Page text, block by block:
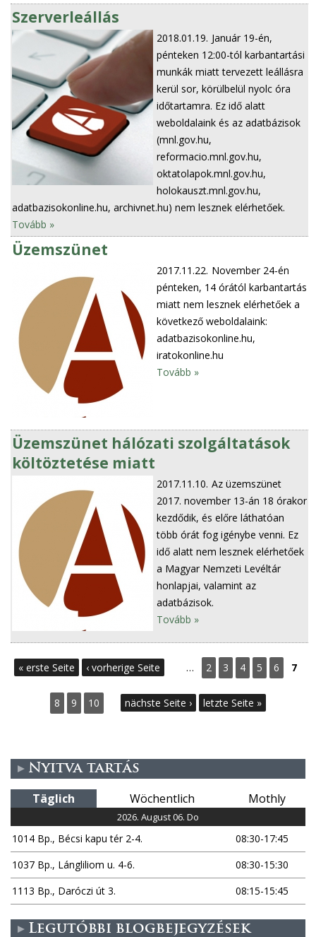
Szerverleállás
2018.01.19. Január 19-én,
pénteken 12:00-tól karbantartási
munkák miatt tervezett leállásra
kerül sor, körülbelül nyolc óra
időtartamra. Ez idő alatt
weboldalaink és az adatbázisok
(mnl.gov.hu,
reformacio.mnl.gov.hu,
oktatolapok.mnl.gov.hu,
holokauszt.mnl.gov.hu,
adatbazisokonline.hu, archivnet.hu) nem lesznek elérhetőek.
Tovább »
Üzemszünet
2017.11.22. November 24-én
pénteken, 14 órától karbantartás
miatt nem lesznek elérhetőek a
következő weboldalaink:
adatbazisokonline.hu,
iratokonline.hu
Tovább »
Üzemszünet hálózati szolgáltatások
költöztetése miatt
2017.11.10. Az üzemszünet
2017. november 13-án 18 órakor
kezdődik, és előre láthatóan
több órát fog igénybe venni. Ez
idő alatt nem lesznek elérhetőek
a Magyar Nemzeti Levéltár
honlapjai, valamint az
adatbázisok.
Tovább »
S
e
n
« erste Seite ‹ vorherige Seite … 2 3 4 5 6 7
8 9 10 nächste Seite › letzte Seite »
Nyitva tartás
Täglich Wöchentlich Mothly
2026. August 06. Do
1014 Bp., Bécsi kapu tér 2-4.
08:30-17:45
1037 Bp., Lángliliom u. 4-6.
08:30-15:30
1113 Bp., Daróczi út 3.
08:15-15:45
Legutóbbi blogbejegyzések